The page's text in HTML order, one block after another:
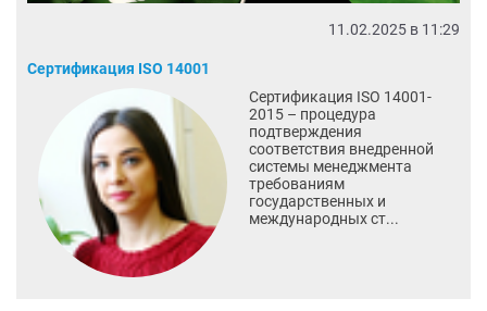
11.02.2025 в 11:29
Сертификация ISO 14001
Сертификация ISO 14001-
2015 – процедура
подтверждения
соответствия внедренной
системы менеджмента
требованиям
государственных и
международных ст...